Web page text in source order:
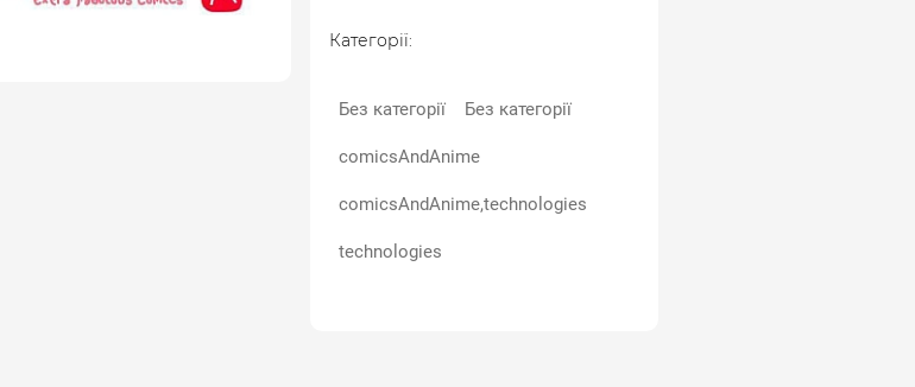
Категорії:
Без категорії Без категорії
comicsAndAnime
comicsAndAnime,technologies
technologies